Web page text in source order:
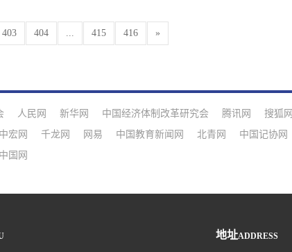
403 404 ... 415 416 »
人民网 新华网 中国经济体制改革研究会 腾讯网 搜狐网
中宏网 千龙网 网易 中国教育新闻网 北青网 中国记协网
中国网
地址ADDRESS